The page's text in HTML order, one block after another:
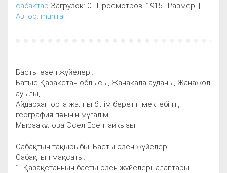
сабақтар Загрузок: 0 | Просмотров: 1915 | Размер: |
Автор: munira
Басты өзен жүйелері.
Батыс Қазақстан облысы, Жаңақала ауданы, Жаңажол
ауылы,
Айдархан орта жалпы білім беретін мектебінің
география пәнінің мұғалімі
Мырзақұлова Әсел Есентайқызы
Сабақтың тақырыбы: Басты өзен жүйелері
Сабақтың мақсаты:
1. Қазақстанның басты өзен жүйелері, алаптары